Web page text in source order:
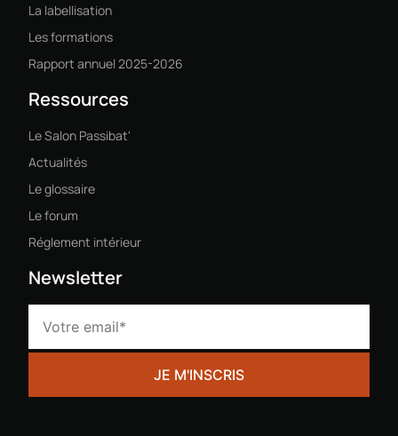
La labellisation
Les formations
Rapport annuel 2025-2026
Ressources
Le Salon Passibat'
Actualités
Le glossaire
Le forum
Réglement intérieur
Newsletter